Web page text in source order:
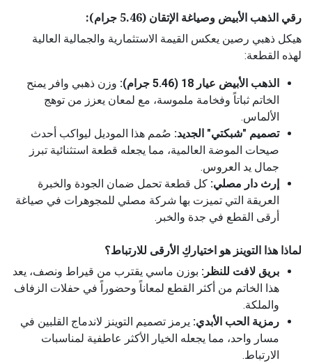
رقي الذهب الأبيض وصياغة الإتقان (5.46 جرام):
هيكل ذهبي رصين يعكس القيمة الاستثمارية والجمالية العالية
لهذه القطعة:
الذهب الأبيض عيار 18 (5.46 جرام):
وزن ذهبي وافر يمنح
الخاتم ثباتاً وفخامة ملموسة، مع لمعان يعزز من توهج
الألماس.
تصميم "شبكتي" الجديد: صُمم هذا الموديل ليواكب أحدث
صيحات الموضة العالمية، مما يجعله قطعة استثنائية تبرز
جمال يد العروس.
إرث دار مصلي: كل قطعة تحمل ضمان الجودة والخبرة
العريقة التي تميزت بها شركة مصلي للمجوهرات في صياغة
أرقى القطع في جدة والخبر.
لماذا هذا التوينز هو اختياركِ الأرقى للارتباط؟
بريق لافت للنظر: بوزن ماسي يقترب من قيراط ونصف، يعد
هذا الخاتم من أكثر القطع لمعاناً وحضوراً في حفلات الزفاف
والملكة.
رمزية الحب الأبدي: يرمز تصميم التوينز لاندماج القلبين في
مسار واحد، مما يجعله الخيار الأكثر عاطفية لمناسبات
الارتباط.